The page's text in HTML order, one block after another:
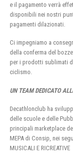
e il pagamento verrà
disponibili nei nostri
pagamenti dilazionati.
Ci impegniamo a
della conferma del
per i prodotti sublimati
ciclismo.
UN TEAM DEDICATO
Decathlonclub ha
delle scuole e delle
principali marketplace
MEPA di Consip, nei
MUSICALI E RICREATIVE